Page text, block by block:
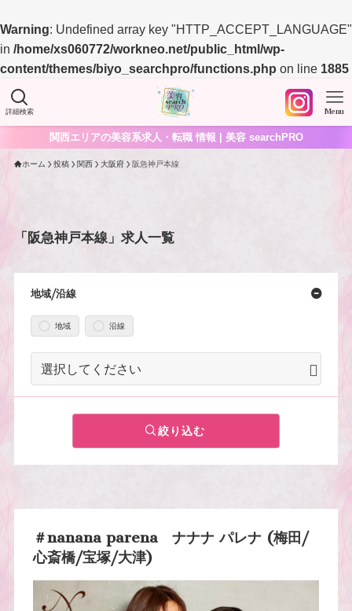
Warning: Undefined array key "HTTP_ACCEPT_LANGUAGE"
in /home/xs060772/workneo.net/public_html/wp-
content/themes/biyo_searchpro/functions.php on line 1885
詳細検索 Menu
関西エリアの美容系求人・転職 情報 | 美容 searchPRO
ホーム 投稿 関西 大阪府 阪急神戸本線
「阪急神戸本線」求人一覧
地域/沿線
地域 沿線
絞り込む
＃nanana parena ナナナ パレナ (梅田/
心斎橋/宝塚/大津)